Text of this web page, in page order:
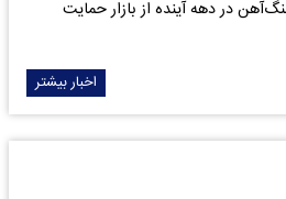
در دهه آینده از بازار حمایت
اخبار بیشتر